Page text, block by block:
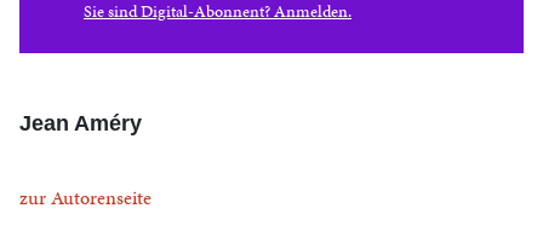
Sie sind Digital-Abonnent? Anmelden.
Jean Améry
zur Autorenseite